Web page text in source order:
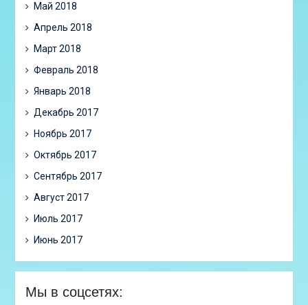
Май 2018
Апрель 2018
Март 2018
Февраль 2018
Январь 2018
Декабрь 2017
Ноябрь 2017
Октябрь 2017
Сентябрь 2017
Август 2017
Июль 2017
Июнь 2017
Мы в соцсетях: